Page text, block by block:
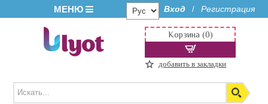
МЕНЮ Вход / Регистрация
Корзина (0)
добавить в закладки